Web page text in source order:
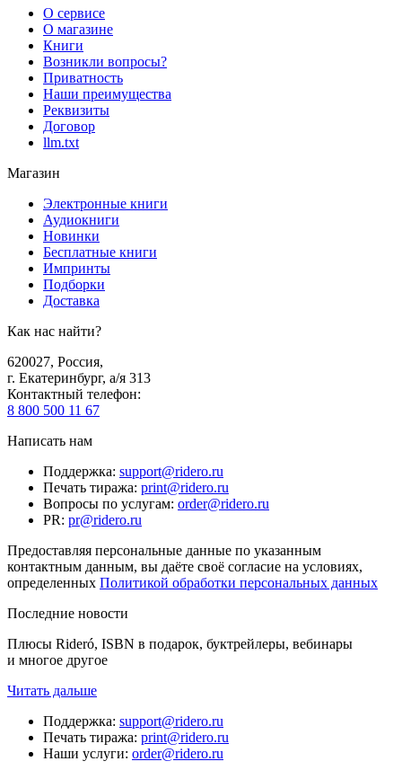
О сервисе
О магазине
Книги
Возникли вопросы?
Приватность
Наши преимущества
Реквизиты
Договор
llm.txt
Магазин
Электронные книги
Аудиокниги
Новинки
Бесплатные книги
Импринты
Подборки
Доставка
Как нас найти?
620027, Россия,
г. Екатеринбург, а/я 313
Контактный телефон:
8 800 500 11 67
Написать нам
Поддержка: support@ridero.ru
Печать тиража: print@ridero.ru
Вопросы по услугам: order@ridero.ru
PR: pr@ridero.ru
Предоставляя персональные данные по указанным
контактным данным, вы даёте своё согласие на условиях,
определенных Политикой обработки персональных данных
Последние новости
Плюсы Rideró, ISBN в подарок, буктрейлеры, вебинары
и многое другое
Читать дальше
Поддержка: support@ridero.ru
Печать тиража: print@ridero.ru
Наши услуги: order@ridero.ru